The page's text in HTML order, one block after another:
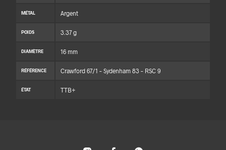
MÉTAL Argent
POIDS 3.37 g
DIAMÈTRE 16 mm
RÉFÉRENCE Crawford 67/1 – Sydenham 83 – RSC 9
ÉTAT TTB+